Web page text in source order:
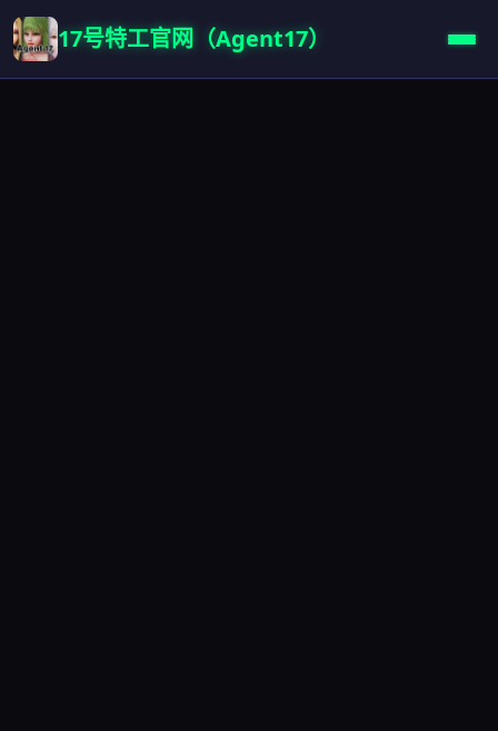
17号特工官网（Agent17）